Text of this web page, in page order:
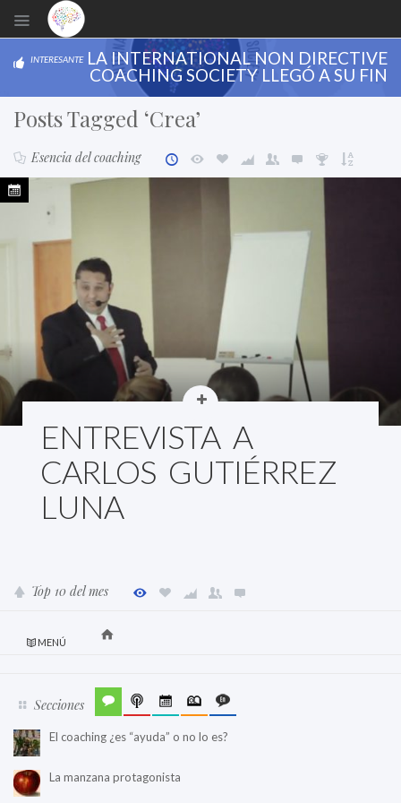
INTERESANTE LA INTERNATIONAL NON DIRECTIVE
COACHING SOCIETY LLEGÓ A SU FIN
Posts Tagged ‘Crea’
Esencia del coaching
ENTREVISTA A
CARLOS GUTIÉRREZ
LUNA
Top 10 del mes
MENÚ
Secciones
El coaching ¿es “ayuda” o no lo es?
La manzana protagonista